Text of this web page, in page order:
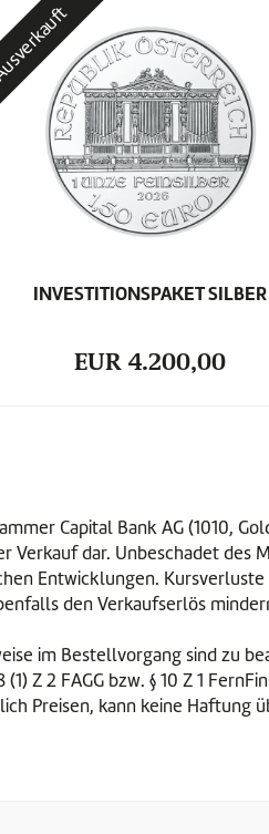
INVESTITIONSPAKET SILBER
EUR 4.200,00
Capital Bank AG (1010,
dar. Unbeschadet des
Entwicklungen.
den Verkaufserlös
im Bestellvorgang sind zu
Z 2 FAGG bzw. § 10 Z 1
Preisen, kann keine Haftung